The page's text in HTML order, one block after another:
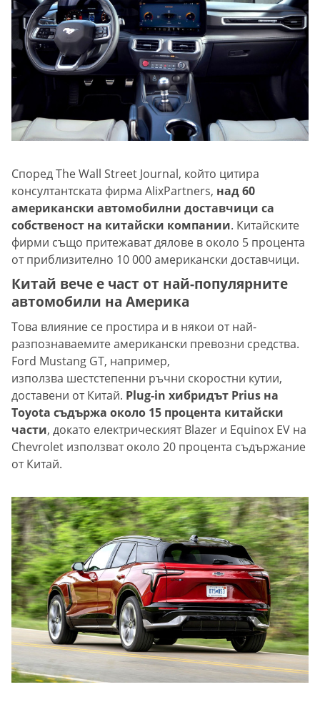
Според The Wall Street Journal, който цитира
консултантската фирма AlixPartners, над 60
американски автомобилни доставчици са
собственост на китайски компании. Китайските
фирми също притежават дялове в около 5 процента
от приблизително 10 000 американски доставчици.
Китай вече е част от най-популярните
автомобили на Америка
Това влияние се простира и в някои от най-
разпознаваемите американски превозни средства.
Ford Mustang GT, например,
използва шестстепенни ръчни скоростни кутии,
доставени от Китай. Plug-in хибридът Prius на
Toyota съдържа около 15 процента китайски
части, докато електрическият Blazer и Equinox EV на
Chevrolet използват около 20 процента съдържание
от Китай.